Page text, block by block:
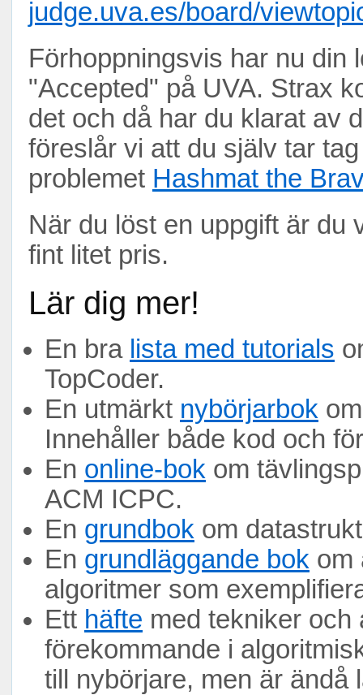
judge.uva.es/board/
Förhoppningsvis har nu din
"Accepted" på UVA. Strax
det och då har du klarat av
föreslår vi att du själv tar
problemet Hashmat the
När du löst en uppgift är du
fint litet pris.
Lär dig mer!
En bra lista med tutorials
TopCoder.
En utmärkt nybörjarbok
Innehåller både kod och
En online-bok om
ACM ICPC.
En grundbok om
En grundläggande bok om
algoritmer som
Ett häfte med tekniker och
förekommande i
till nybörjare, men är ändå